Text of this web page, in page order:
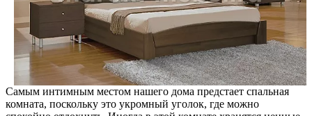
Самым интимным местом нашего дома предстает спальная
комната, поскольку это укромный уголок, где можно